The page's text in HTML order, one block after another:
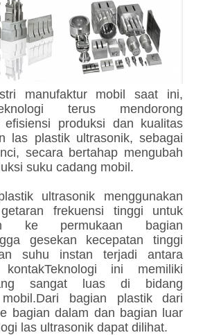
manufaktur mobil saat ini,
terus mendorong
efisiensi produksi dan kualitas
las plastik ultrasonik, sebagai
secara bertahap mengubah
suku cadang mobil.
ultrasonik menggunakan
frekuensi tinggi untuk
ke permukaan bagian
gesekan kecepatan tinggi
suhu instan terjadi antara
kontakTeknologi ini memiliki
sangat luas di bidang
mobil.Dari bagian plastik dari
bagian dalam dan bagian luar
las ultrasonik dapat dilihat.